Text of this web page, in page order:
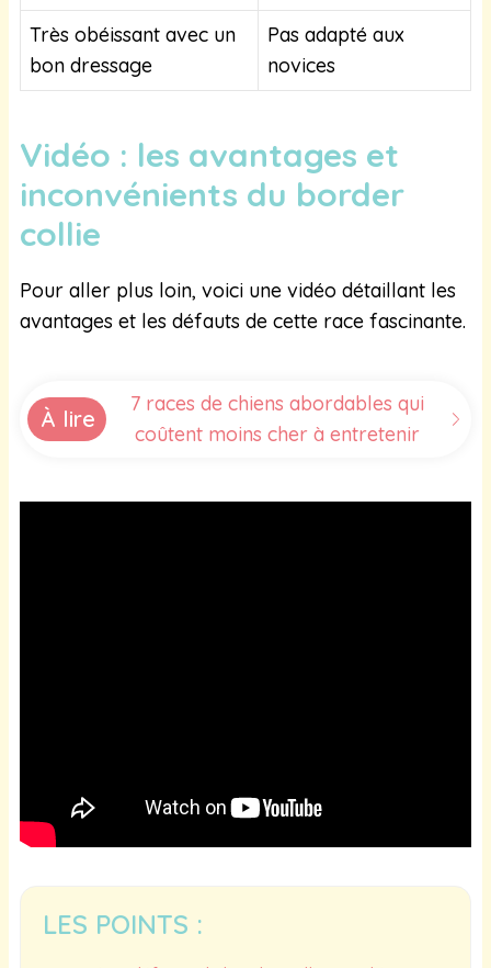
Très obéissant avec un
bon dressage
Pas adapté aux
novices
Vidéo : les avantages et
inconvénients du border
collie
Pour aller plus loin, voici une vidéo détaillant les
avantages et les défauts de cette race fascinante.
À lire
7 races de chiens abordables qui
coûtent moins cher à entretenir
LES POINTS :